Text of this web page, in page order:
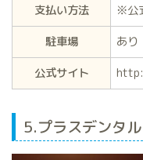
支払い方法
※公
駐車場
あり
公式サイト
5.プラスデンタ